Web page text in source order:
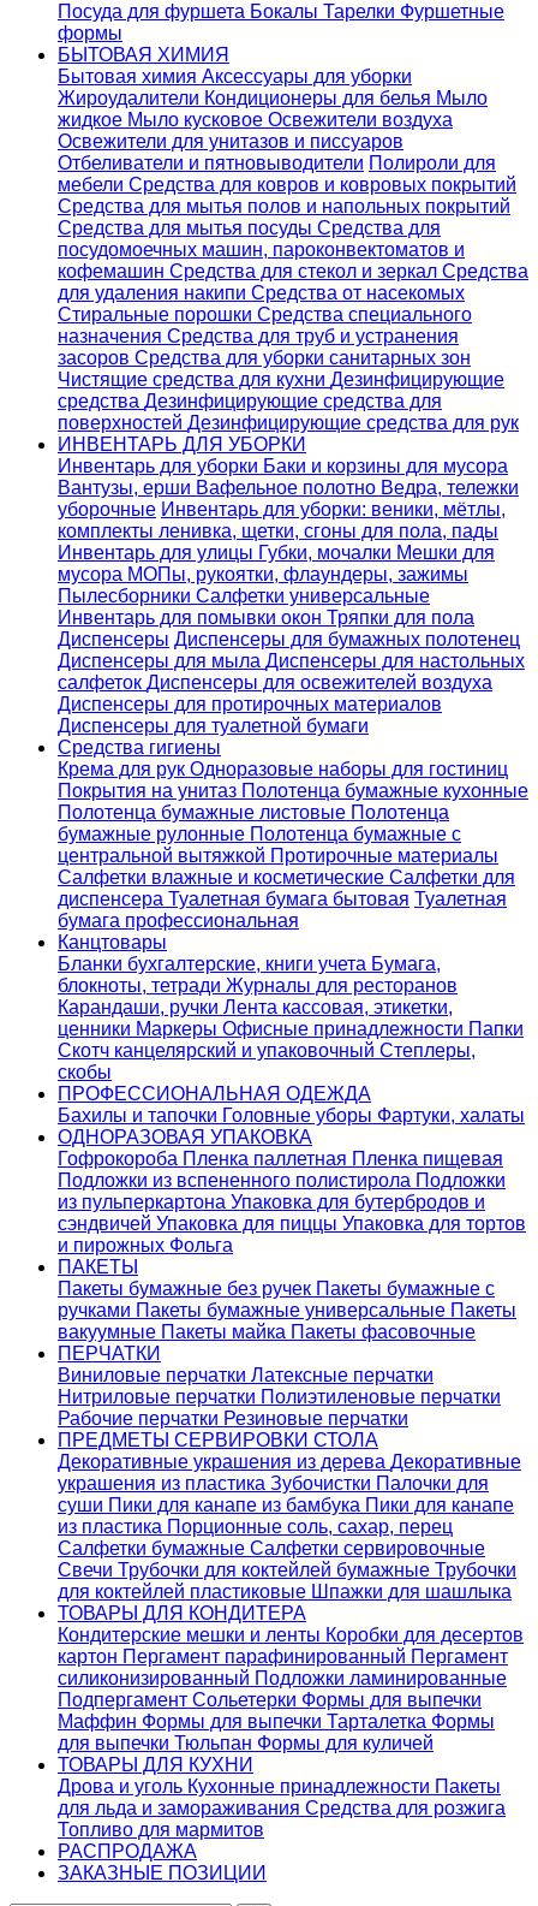
Посуда для фуршета Бокалы Тарелки Фуршетные
формы
БЫТОВАЯ ХИМИЯ
Бытовая химия Аксессуары для уборки
Жироудалители Кондиционеры для белья Мыло
жидкое Мыло кусковое Освежители воздуха
Освежители для унитазов и писсуаров
Отбеливатели и пятновыводители Полироли для
мебели Средства для ковров и ковровых покрытий
Средства для мытья полов и напольных покрытий
Средства для мытья посуды Средства для
посудомоечных машин, пароконвектоматов и
кофемашин Средства для стекол и зеркал Средства
для удаления накипи Средства от насекомых
Стиральные порошки Cредства специального
назначения Средства для труб и устранения
засоров Средства для уборки санитарных зон
Чистящие средства для кухни Дезинфицирующие
средства Дезинфицирующие средства для
поверхностей Дезинфицирующие средства для рук
ИНВЕНТАРЬ ДЛЯ УБОРКИ
Инвентарь для уборки Баки и корзины для мусора
Вантузы, ерши Вафельное полотно Ведра, тележки
уборочные Инвентарь для уборки: веники, мётлы,
комплекты ленивка, щетки, сгоны для пола, пады
Инвентарь для улицы Губки, мочалки Мешки для
мусора МОПы, рукоятки, флаундеры, зажимы
Пылесборники Салфетки универсальные
Инвентарь для помывки окон Тряпки для пола
Диспенсеры Диспенсеры для бумажных полотенец
Диспенсеры для мыла Диспенсеры для настольных
салфеток Диспенсеры для освежителей воздуха
Диспенсеры для протирочных материалов
Диспенсеры для туалетной бумаги
Средства гигиены
Крема для рук Одноразовые наборы для гостиниц
Покрытия на унитаз Полотенца бумажные кухонные
Полотенца бумажные листовые Полотенца
бумажные рулонные Полотенца бумажные с
центральной вытяжкой Протирочные материалы
Салфетки влажные и косметические Салфетки для
диспенсера Туалетная бумага бытовая Туалетная
бумага профессиональная
Канцтовары
Бланки бухгалтерские, книги учета Бумага,
блокноты, тетради Журналы для ресторанов
Карандаши, ручки Лента кассовая, этикетки,
ценники Маркеры Офисные принадлежности Папки
Скотч канцелярский и упаковочный Степлеры,
скобы
ПРОФЕССИОНАЛЬНАЯ ОДЕЖДА
Бахилы и тапочки Головные уборы Фартуки, халаты
ОДНОРАЗОВАЯ УПАКОВКА
Гофрокороба Пленка паллетная Пленка пищевая
Подложки из вспененного полистирола Подложки
из пульперкартона Упаковка для бутербродов и
сэндвичей Упаковка для пиццы Упаковка для тортов
и пирожных Фольга
ПАКЕТЫ
Пакеты бумажные без ручек Пакеты бумажные с
ручками Пакеты бумажные универсальные Пакеты
вакуумные Пакеты майка Пакеты фасовочные
ПЕРЧАТКИ
Виниловые перчатки Латексные перчатки
Нитриловые перчатки Полиэтиленовые перчатки
Рабочие перчатки Резиновые перчатки
ПРЕДМЕТЫ СЕРВИРОВКИ СТОЛА
Декоративные украшения из дерева Декоративные
украшения из пластика Зубочистки Палочки для
суши Пики для канапе из бамбука Пики для канапе
из пластика Порционные соль, сахар, перец
Салфетки бумажные Салфетки сервировочные
Свечи Трубочки для коктейлей бумажные Трубочки
для коктейлей пластиковые Шпажки для шашлыка
ТОВАРЫ ДЛЯ КОНДИТЕРА
Кондитерские мешки и ленты Коробки для десертов
картон Пергамент парафинированный Пергамент
силиконизированный Подложки ламинированные
Подпергамент Сольетерки Формы для выпечки
Маффин Формы для выпечки Тарталетка Формы
для выпечки Тюльпан Формы для куличей
ТОВАРЫ ДЛЯ КУХНИ
Дрова и уголь Кухонные принадлежности Пакеты
для льда и замораживания Средства для розжига
Топливо для мармитов
РАСПРОДАЖА
ЗАКАЗНЫЕ ПОЗИЦИИ